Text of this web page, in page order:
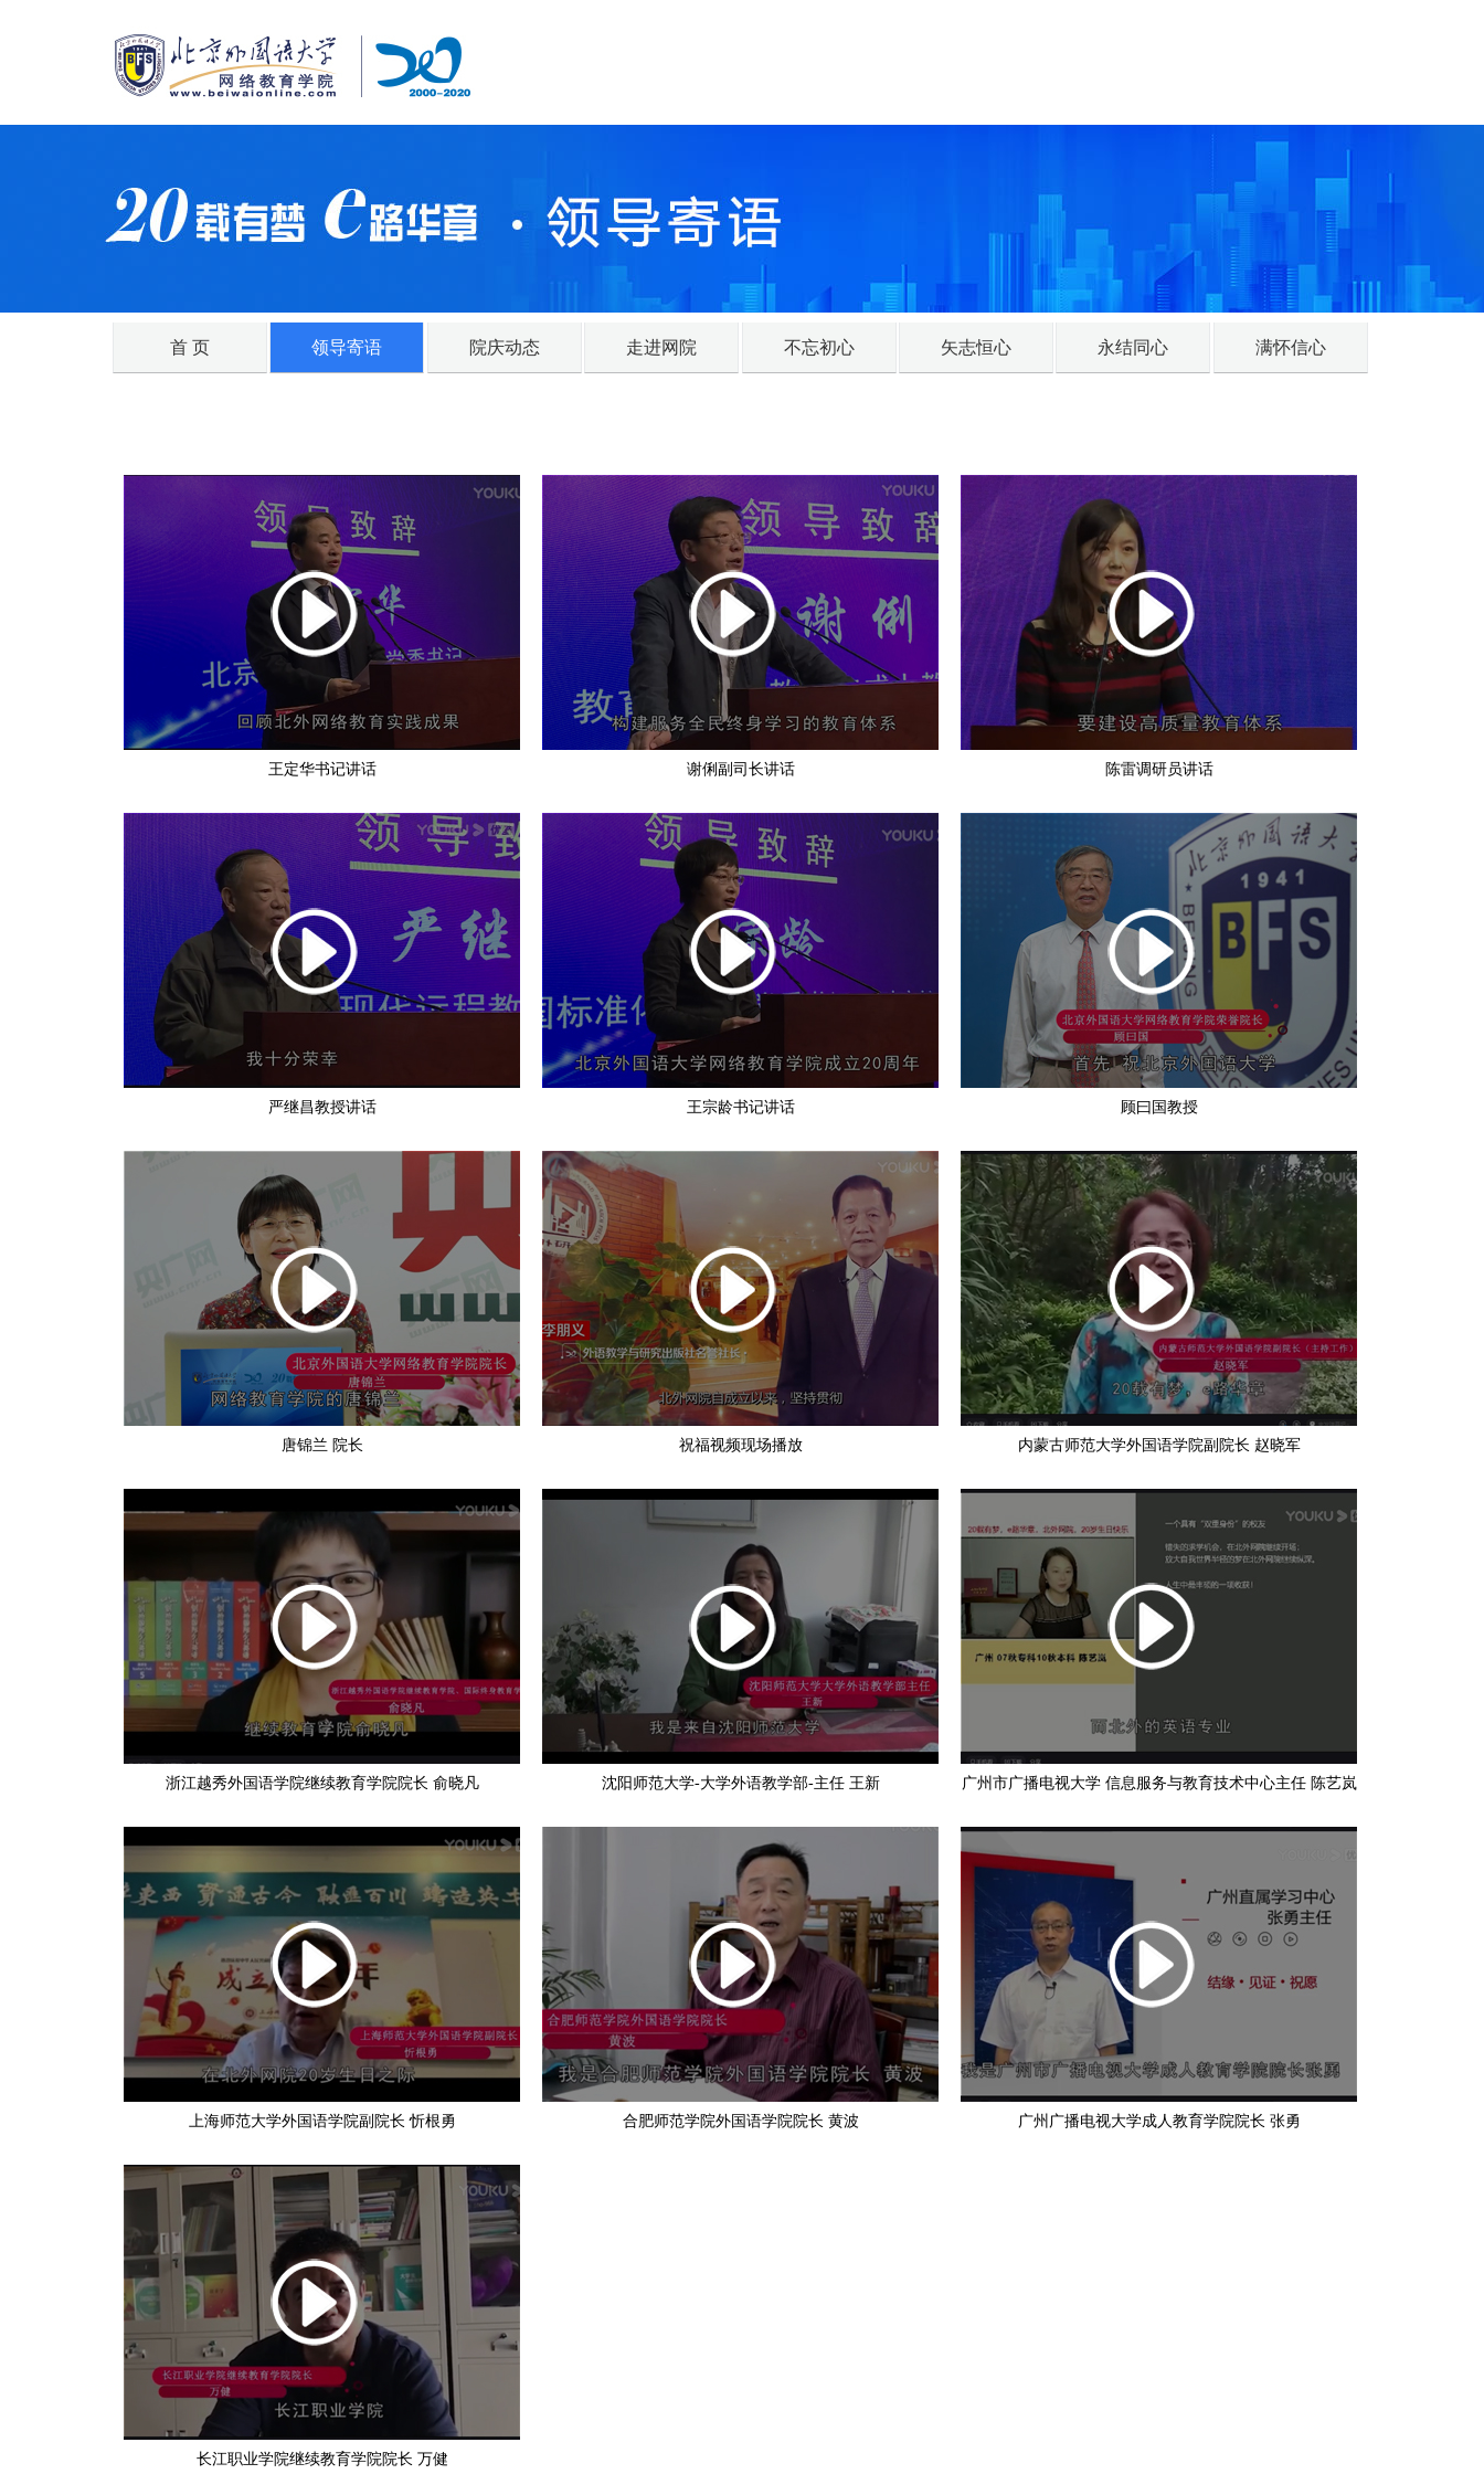
首 页 领导寄语 院庆动态 走进网院 不忘初心 矢志恒心 永结同心 满怀信心
王定华书记讲话 谢俐副司长讲话 陈雷调研员讲话
严继昌教授讲话 王宗龄书记讲话 顾曰国教授
唐锦兰 院长 祝福视频现场播放 内蒙古师范大学外国语学院副院长 赵晓军
浙江越秀外国语学院继续教育学院院长 俞晓凡 沈阳师范大学-大学外语教学部-主任 王新 广州市广播电视大学 信息服务与教育技术中心主任 陈艺岚
上海师范大学外国语学院副院长 忻根勇 合肥师范学院外国语学院院长 黄波 广州广播电视大学成人教育学院院长 张勇
长江职业学院继续教育学院院长 万健